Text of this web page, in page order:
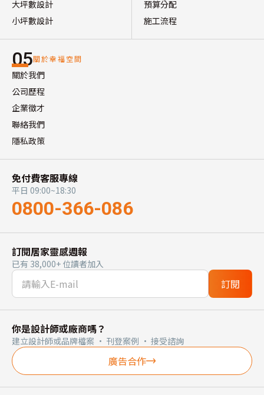
大坪數設計
小坪數設計
預算分配
施工流程
05關於幸福空間
關於我們
公司歷程
企業徵才
聯絡我們
隱私政策
免付費客服專線
平日 09:00~18:30
0800-366-086
訂閱居家靈感週報
已有 38,000+ 位讀者加入
訂閱
你是設計師或廠商嗎？
建立設計師或品牌檔案 · 刊登案例 · 接受諮詢
廣告合作